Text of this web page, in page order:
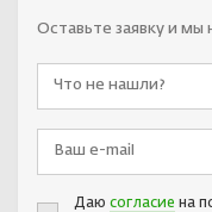
Оставьте заявку и мы
Даю согласие на